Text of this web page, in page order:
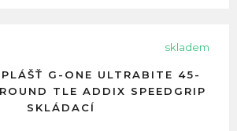
skladem
G-ONE ULTRABITE 45-
TLE ADDIX SPEEDGRIP
SKLÁDACÍ